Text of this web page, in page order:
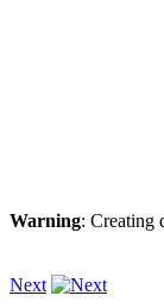
Warning: Creating
Next